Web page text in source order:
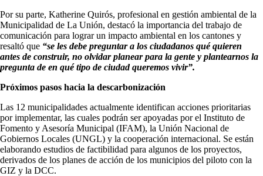
Por su parte, Katherine Quirós, profesional en gestión ambiental de la
Municipalidad de La Unión, destacó la importancia del trabajo de
comunicación para lograr un impacto ambiental en los cantones y
resaltó que “se les debe preguntar a los ciudadanos qué quieren
antes de construir, no olvidar planear para la gente y plantearnos la
pregunta de en qué tipo de ciudad queremos vivir”.
Próximos pasos hacia la descarbonización
Las 12 municipalidades actualmente identifican acciones prioritarias
por implementar, las cuales podrán ser apoyadas por el Instituto de
Fomento y Asesoría Municipal (IFAM), la Unión Nacional de
Gobiernos Locales (UNGL) y la cooperación internacional. Se están
elaborando estudios de factibilidad para algunos de los proyectos,
derivados de los planes de acción de los municipios del piloto con la
GIZ y la DCC.